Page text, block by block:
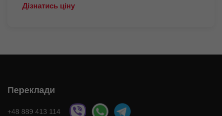
Дiзнатись цiну
Переклади
+48 889 413 114